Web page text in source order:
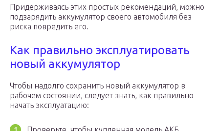
Придерживаясь этих простых рекомендаций, можно
подзарядить аккумулятор своего автомобиля без
риска повредить его.
Как правильно эксплуатировать
новый аккумулятор
Чтобы надолго сохранить новый аккумулятор в
рабочем состоянии, следует знать, как правильно
начать эксплуатацию: